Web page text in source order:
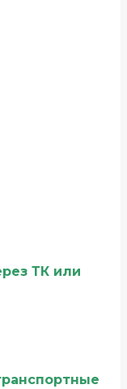
ТК или